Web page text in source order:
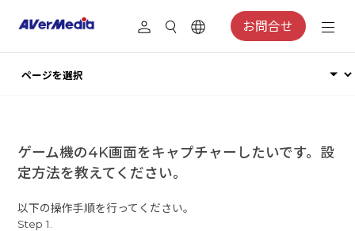
お問合せ
ゲーム機の4K画面をキャプチャーしたいです。設
定方法を教えてください。
以下の操作手順を行ってください。
Step 1.